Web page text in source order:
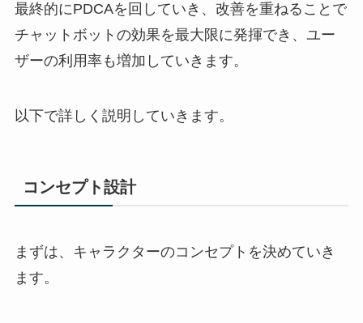
最終的にPDCAを回していき、改善を重ねることで
チャットボットの効果を最大限に発揮でき、ユー
ザーの利用率も増加していきます。
以下で詳しく説明していきます。
コンセプト設計
まずは、キャラクターのコンセプトを決めていき
ます。